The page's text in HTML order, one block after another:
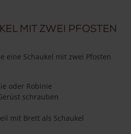
mit zwei Pfosten
eine Schaukel mit zwei Pfosten
oder Robinie
schrauben
mit Brett als Schaukel